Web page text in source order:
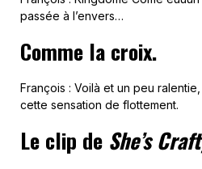
passée à l’envers…
Comme la croix.
François : Voilà et un peu
cette sensation de flottement.
Le clip de She’s